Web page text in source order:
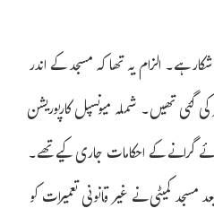
ہے۔ الزام یہ تھا کہ مسجد کے اندر
گئی تھیں۔ شملہ میونسپل کارپوریشن
گرانے کے احکامات جاری کیے تھے۔
مسجد کمیٹی نے غیر قانونی تعمیرات کو